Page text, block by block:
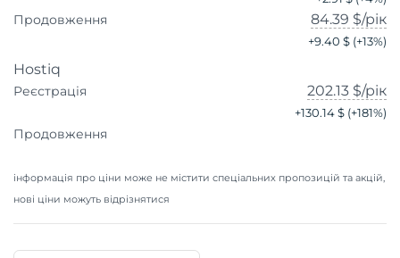
Продовження 84.39 $/рік
+9.40 $ (+13%)
Hostiq
Реєстрація 202.13 $/рік
+130.14 $ (+181%)
Продовження
інформація про ціни може не містити спеціальних пропозицій та акцій,
нові ціни можуть відрізнятися